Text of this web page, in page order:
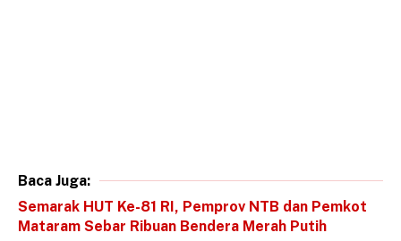
Baca Juga:
Semarak HUT Ke-81 RI, Pemprov NTB dan Pemkot
Mataram Sebar Ribuan Bendera Merah Putih